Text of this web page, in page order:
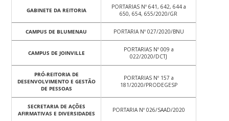
GABINETE DA REITORIA
PORTARIAS Nº 641, 642, 644 a
650, 654, 655/2020/GR
CAMPUS DE BLUMENAU PORTARIA Nº 027/2020/BNU
CAMPUS DE JOINVILLE
PORTARIAS Nº 009 a
022/2020/DCTJ
PRÓ-REITORIA DE
DESENVOLVIMENTO E GESTÃO
DE PESSOAS
PORTARIAS Nº 157 a
181/2020/PRODEGESP
SECRETARIA DE AÇÕES
AFIRMATIVAS E DIVERSIDADES
PORTARIA Nº 026/SAAD/2020